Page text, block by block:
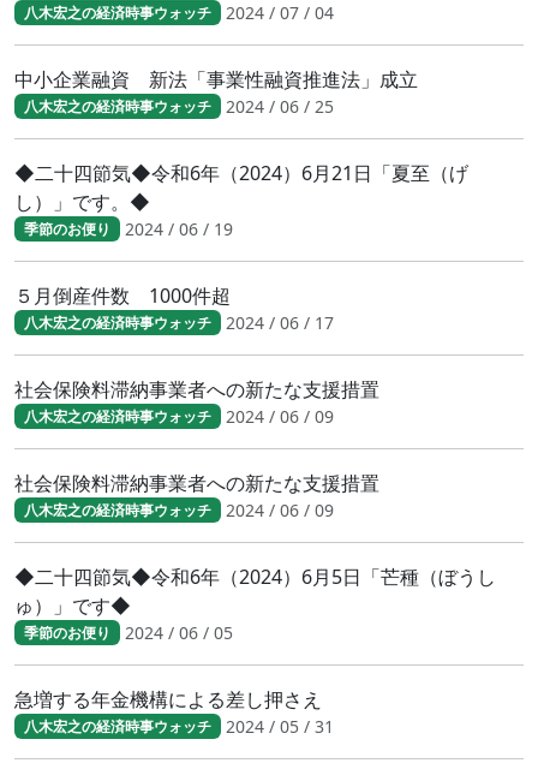
八木宏之の経済時事ウォッチ 2024 / 07 / 04
中小企業融資 新法「事業性融資推進法」成立
八木宏之の経済時事ウォッチ 2024 / 06 / 25
◆二十四節気◆令和6年（2024）6月21日「夏至（げ
し）」です。◆
季節のお便り 2024 / 06 / 19
５月倒産件数 1000件超
八木宏之の経済時事ウォッチ 2024 / 06 / 17
社会保険料滞納事業者への新たな支援措置
八木宏之の経済時事ウォッチ 2024 / 06 / 09
社会保険料滞納事業者への新たな支援措置
八木宏之の経済時事ウォッチ 2024 / 06 / 09
◆二十四節気◆令和6年（2024）6月5日「芒種（ぼうし
ゅ）」です◆
季節のお便り 2024 / 06 / 05
急増する年金機構による差し押さえ
八木宏之の経済時事ウォッチ 2024 / 05 / 31